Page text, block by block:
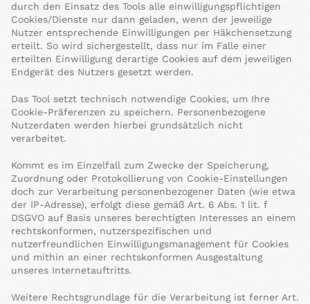
durch den Einsatz des Tools alle einwilligungspflichtigen
Cookies/Dienste nur dann geladen, wenn der jeweilige
Nutzer entsprechende Einwilligungen per Häkchensetzung
erteilt. So wird sichergestellt, dass nur im Falle einer
erteilten Einwilligung derartige Cookies auf dem jeweiligen
Endgerät des Nutzers gesetzt werden.
Das Tool setzt technisch notwendige Cookies, um Ihre
Cookie-Präferenzen zu speichern. Personenbezogene
Nutzerdaten werden hierbei grundsätzlich nicht
verarbeitet.
Kommt es im Einzelfall zum Zwecke der Speicherung,
Zuordnung oder Protokollierung von Cookie-Einstellungen
doch zur Verarbeitung personenbezogener Daten (wie etwa
der IP-Adresse), erfolgt diese gemäß Art. 6 Abs. 1 lit. f
DSGVO auf Basis unseres berechtigten Interesses an einem
rechtskonformen, nutzerspezifischen und
nutzerfreundlichen Einwilligungsmanagement für Cookies
und mithin an einer rechtskonformen Ausgestaltung
unseres Internetauftritts.
Weitere Rechtsgrundlage für die Verarbeitung ist ferner Art.